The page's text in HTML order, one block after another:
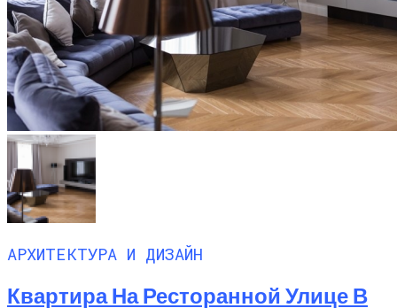
АРХИТЕКТУРА И ДИЗАЙН
Квартира На Ресторанной Улице В